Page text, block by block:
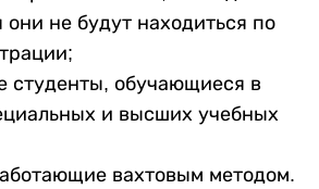
они не будут находиться по
студенты, обучающиеся в
и высших учебных
вахтовым методом.